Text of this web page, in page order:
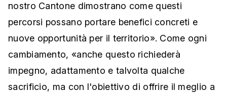
nostro Cantone dimostrano come questi
percorsi possano portare benefici concreti e
nuove opportunità per il territorio». Come ogni
cambiamento, «anche questo richiederà
impegno, adattamento e talvolta qualche
sacrificio, ma con l'obiettivo di offrire il meglio a